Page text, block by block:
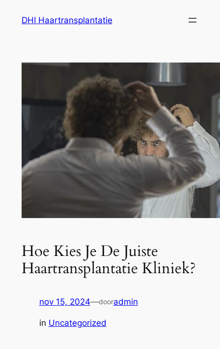
DHI Haartransplantatie
Hoe Kies Je De Juiste
Haartransplantatie Kliniek?
nov 15, 2024—dooradmin
in Uncategorized